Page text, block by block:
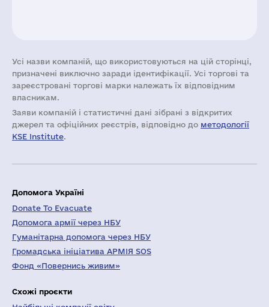
Усі назви компаній, що використовуються на цій сторінці,
призначені виключно заради ідентифікації. Усі торгові та
зареєстровані торгові марки належать їх відповідним
власникам.
Заяви компаній i статистичні дані зібрані з відкритих
джерел та офіційних реєстрів, відповідно до методології
KSE Institute.
Допомога Україні
Donate To Evacuate
Допомога армії через НБУ
Гуманітарна допомога через НБУ
Громадська ініціатива АРМІЯ SOS
Фонд «Повернись живим»
Схожі проєкти